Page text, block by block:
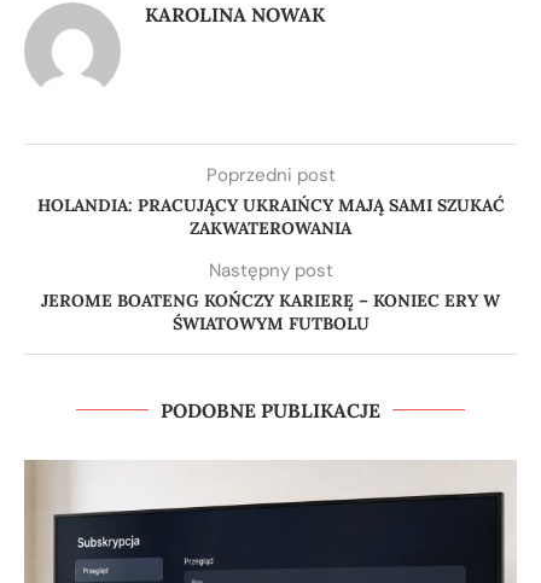
KAROLINA NOWAK
Poprzedni post
HOLANDIA: PRACUJĄCY UKRAIŃCY MAJĄ SAMI SZUKAĆ
ZAKWATEROWANIA
Następny post
JEROME BOATENG KOŃCZY KARIERĘ – KONIEC ERY W
ŚWIATOWYM FUTBOLU
PODOBNE PUBLIKACJE